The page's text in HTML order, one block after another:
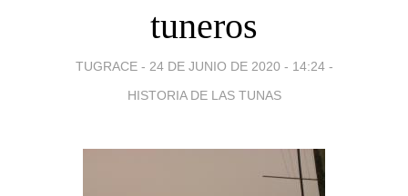
tuneros
TUGRACE - 24 DE JUNIO DE 2020 - 14:24 -
HISTORIA DE LAS TUNAS